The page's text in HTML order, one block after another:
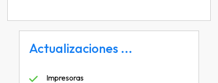
Actualizaciones ...
Impresoras